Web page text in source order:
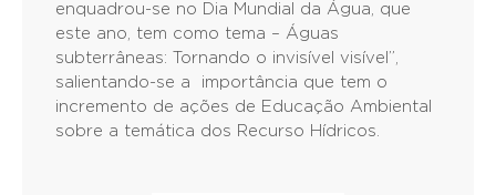
enquadrou-se no Dia Mundial da Água, que
este ano, tem como tema – Águas
subterrâneas: Tornando o invisível visível”,
salientando-se a importância que tem o
incremento de ações de Educação Ambiental
sobre a temática dos Recurso Hídricos.